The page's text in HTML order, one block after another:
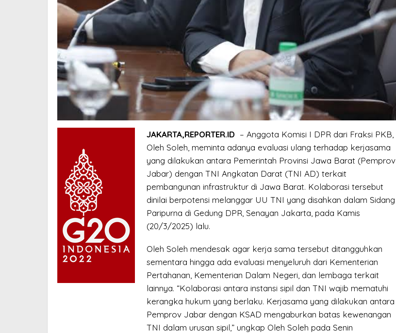
JAKARTA,REPORTER.ID – Anggota Komisi I DPR dari Fraksi PKB,
Oleh Soleh, meminta adanya evaluasi ulang terhadap kerjasama
yang dilakukan antara Pemerintah Provinsi Jawa Barat (Pemprov
Jabar) dengan TNI Angkatan Darat (TNI AD) terkait
pembangunan infrastruktur di Jawa Barat. Kolaborasi tersebut
dinilai berpotensi melanggar UU TNI yang disahkan dalam Sidang
Paripurna di Gedung DPR, Senayan Jakarta, pada Kamis
(20/3/2025) lalu.
Oleh Soleh mendesak agar kerja sama tersebut ditangguhkan
sementara hingga ada evaluasi menyeluruh dari Kementerian
Pertahanan, Kementerian Dalam Negeri, dan lembaga terkait
lainnya. “Kolaborasi antara instansi sipil dan TNI wajib mematuhi
kerangka hukum yang berlaku. Kerjasama yang dilakukan antara
Pemprov Jabar dengan KSAD mengaburkan batas kewenangan
TNI dalam urusan sipil,” ungkap Oleh Soleh pada Senin